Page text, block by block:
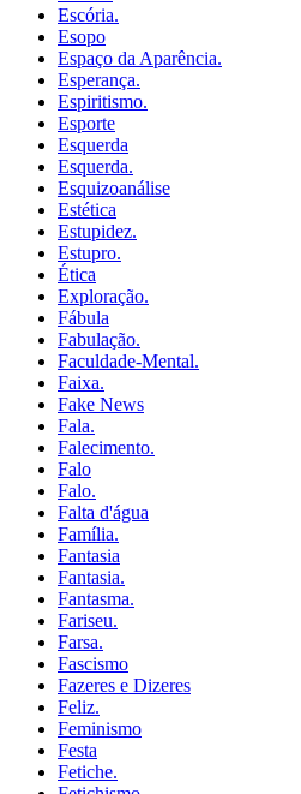
Escória.
Esopo
Espaço da Aparência.
Esperança.
Espiritismo.
Esporte
Esquerda
Esquerda.
Esquizoanálise
Estética
Estupidez.
Estupro.
Ética
Exploração.
Fábula
Fabulação.
Faculdade-Mental.
Faixa.
Fake News
Fala.
Falecimento.
Falo
Falo.
Falta d'água
Família.
Fantasia
Fantasia.
Fantasma.
Fariseu.
Farsa.
Fascismo
Fazeres e Dizeres
Feliz.
Feminismo
Festa
Fetiche.